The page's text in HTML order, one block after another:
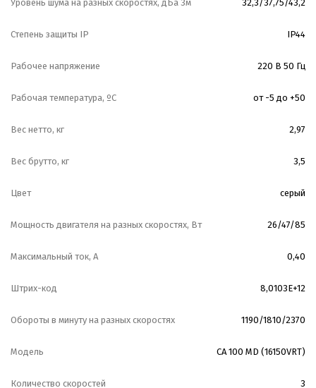
Уровень шума на разных скоростях, дБа 3м 32,3/37,75/43,2
Степень защиты IP IP44
Рабочее напряжение 220 В 50 Гц
Рабочая температура, ºС от -5 до +50
Вес нетто, кг 2,97
Вес брутто, кг 3,5
Цвет серый
Мощность двигателя на разных скоростях, Вт 26/47/85
Максимальный ток, А 0,40
Штрих-код 8,0103E+12
Обороты в минуту на разных скоростях 1190/1810/2370
Модель CA 100 MD (16150VRT)
Количество скоростей 3